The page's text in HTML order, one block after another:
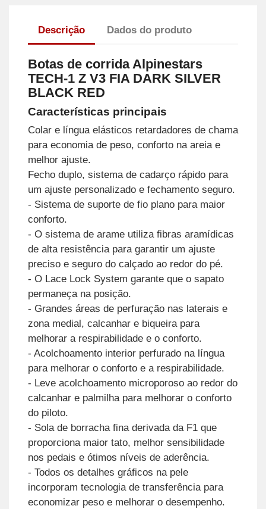
Descrição Dados do produto
Botas de corrida Alpinestars
TECH-1 Z V3 FIA DARK SILVER
BLACK RED
Características principais
Colar e língua elásticos retardadores de chama
para economia de peso, conforto na areia e
melhor ajuste.
Fecho duplo, sistema de cadarço rápido para
um ajuste personalizado e fechamento seguro.
- Sistema de suporte de fio plano para maior
conforto.
- O sistema de arame utiliza fibras aramídicas
de alta resistência para garantir um ajuste
preciso e seguro do calçado ao redor do pé.
- O Lace Lock System garante que o sapato
permaneça na posição.
- Grandes áreas de perfuração nas laterais e
zona medial, calcanhar e biqueira para
melhorar a respirabilidade e o conforto.
- Acolchoamento interior perfurado na língua
para melhorar o conforto e a respirabilidade.
- Leve acolchoamento microporoso ao redor do
calcanhar e palmilha para melhorar o conforto
do piloto.
- Sola de borracha fina derivada da F1 que
proporciona maior tato, melhor sensibilidade
nos pedais e ótimos níveis de aderência.
- Todos os detalhes gráficos na pele
incorporam tecnologia de transferência para
economizar peso e melhorar o desempenho.